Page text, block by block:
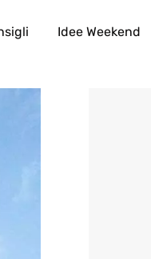
Idee Weekend